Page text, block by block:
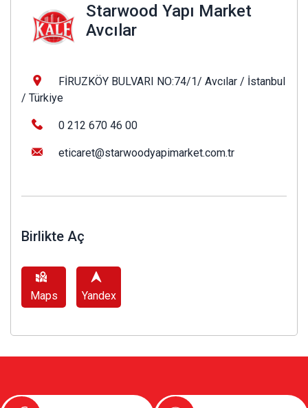
Starwood Yapı Market
Avcılar
FİRUZKÖY BULVARI NO:74/1/ Avcılar / İstanbul
/ Türkiye
0 212 670 46 00
eticaret@starwoodyapimarket.com.tr
Birlikte Aç
Maps Yandex